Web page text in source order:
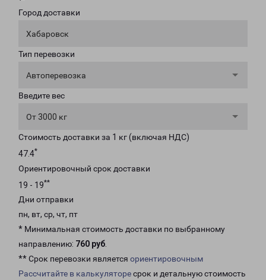
Город доставки
Хабаровск
Тип перевозки
Автоперевозка
Введите вес
От 3000 кг
Стоимость доставки за 1 кг (включая НДС)
47.4*
Ориентировочный срок доставки
19 - 19**
Дни отправки
пн, вт, ср, чт, пт
* Минимальная стоимость доставки по выбранному
направлению: 760 руб.
** Срок перевозки является ориентировочным
Рассчитайте в калькуляторесрок и детальную стоимость